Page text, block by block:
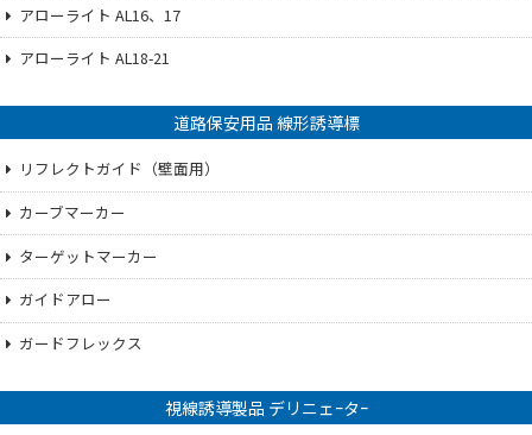
アローライト AL16、17
アローライト AL18-21
道路保安用品 線形誘導標
リフレクトガイド（壁面用）
カーブマーカー
ターゲットマーカー
ガイドアロー
ガードフレックス
視線誘導製品 デリニェｰタｰ